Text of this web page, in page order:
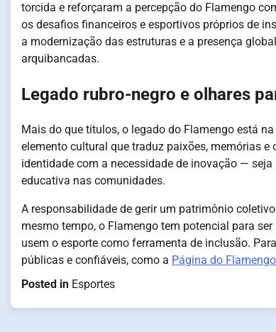
torcida e reforçaram a percepção do Flamengo
os desafios financeiros e esportivos próprios de
a modernização das estruturas e a presença
arquibancadas.
Legado rubro-negro e olhares
Mais do que títulos, o legado do Flamengo está
elemento cultural que traduz paixões, memórias
identidade com a necessidade de inovação —
educativa nas comunidades.
A responsabilidade de gerir um patrimônio
mesmo tempo, o Flamengo tem potencial para
usem o esporte como ferramenta de inclusão.
públicas e confiáveis, como a Página do
Posted in Esportes